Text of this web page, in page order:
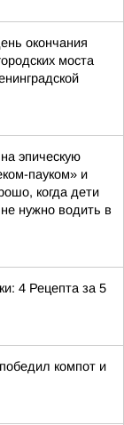
окончания
моста
эпическую
пауком» и
когда дети
нужно водить в
4 Рецепта за 5
компот и